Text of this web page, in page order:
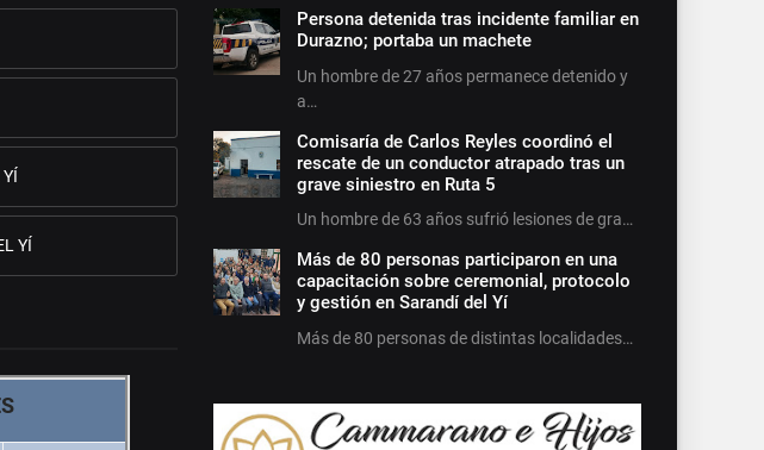
YÍ
Persona detenida tras incidente familiar en
Durazno; portaba un machete
Un hombre de 27 años permanece detenido y
a…
Comisaría de Carlos Reyles coordinó el
rescate de un conductor atrapado tras un
grave siniestro en Ruta 5
Un hombre de 63 años sufrió lesiones de gra…
Más de 80 personas participaron en una
capacitación sobre ceremonial, protocolo
y gestión en Sarandí del Yí
Más de 80 personas de distintas localidades…